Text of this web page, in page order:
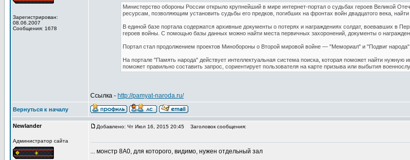
Зарегистрирован:
08.06.2007
Сообщения: 1678
Министерство обороны России открыло крупнейший в мире интернет-портал о судьбах героев Великой
ресурсам, позволяющим установить судьбы его предков, погибших на фронтах войн двадцатого века,
В единой базе портала содержатся архивные документы о потерях и награждениях солдат, воевавших в
героев войны. С помощью базы данных можно найти места первичных захоронений, документы о
Портал стал продолжением проектов Минобороны о Второй мировой войне — "Мемориал" и "Подвиг
На портале "Память народа" действует интеллектуальная система поиска, которая поможет найти
поможет правильно составить запрос, сориентирует пользователя на карте призыва или выбытия
Ссылка - http://pamyat-naroda.ru/
Вернуться к началу
Newlander
Администратор сайта
Добавлено: Чт Июл 16, 2015 20:45 Заголовок сообщения:
... монстр 8А0, для которого, видимо, нужен отдельный зал